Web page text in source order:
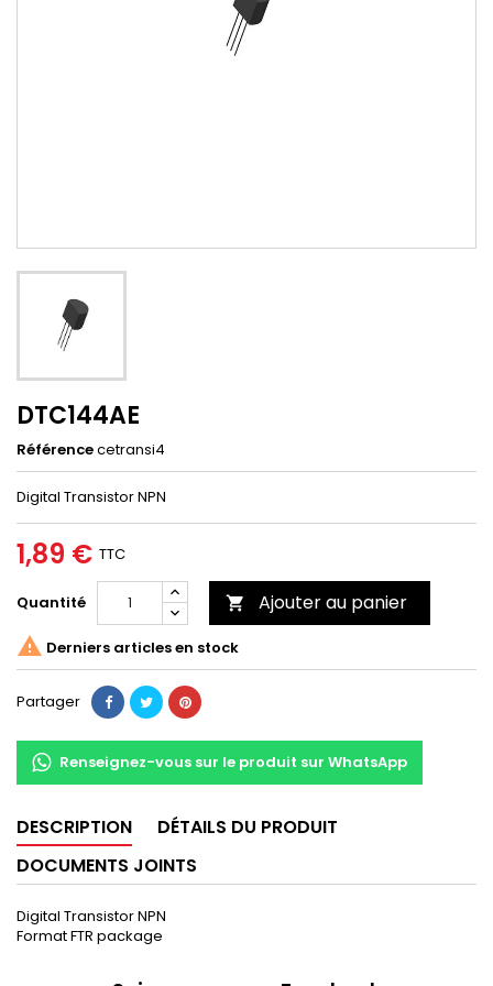
DTC144AE
Référencecetransi4
Digital Transistor NPN
1,89 € TTC
Quantité  Ajouter au panier
 Derniers articles en stock
Partager
Renseignez-vous sur le produit sur WhatsApp
DESCRIPTION
DÉTAILS DU PRODUIT
DOCUMENTS JOINTS
Digital Transistor NPN
Format FTR package